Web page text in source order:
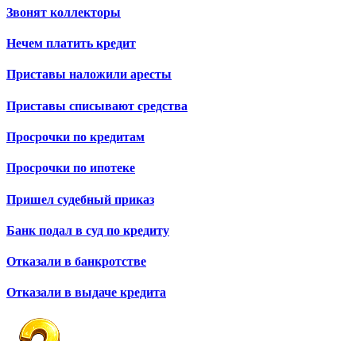
Звонят коллекторы
Нечем платить кредит
Приставы наложили аресты
Приставы списывают средства
Просрочки по кредитам
Просрочки по ипотеке
Пришел судебный приказ
Банк подал в суд по кредиту
Отказали в банкротстве
Отказали в выдаче кредита